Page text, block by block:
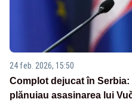
24 feb. 2026, 15:50
Complot dejucat în
plănuiau asasinarea lui